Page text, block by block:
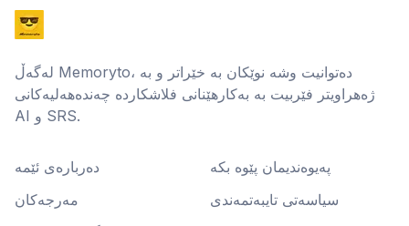
لەگەڵ Memoryto، دەتوانیت وشە نوێکان بە خێراتر و بە
ژەهراویتر فێربیت بە بەکارهێنانی فلاشکاردە چەندەهەلیەکانی
AI و SRS.
دەربارەی ئێمە
پەیوەندیمان پێوە بکە
مەرجەکان
سیاسەتی تایبەتمەندی